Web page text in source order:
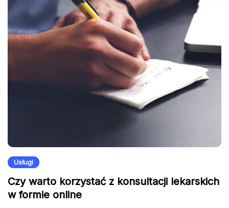
Usługi
Czy warto korzystać z konsultacji lekarskich
w formie online